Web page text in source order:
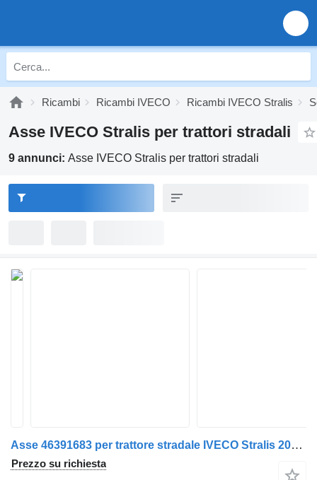
Ricambi Ricambi IVECO Ricambi IVECO Stralis
Asse IVECO Stralis per trattori stradali
9 annunci: Asse IVECO Stralis per trattori stradali
Asse 46391683 per trattore stradale IVECO Stralis 2007>2013
Prezzo su richiesta